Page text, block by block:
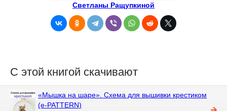
Светланы Ращупкиной
С этой книгой скачивают
«Мышка на шаре». Схема для вышивки крестиком
(e-PATTERN)